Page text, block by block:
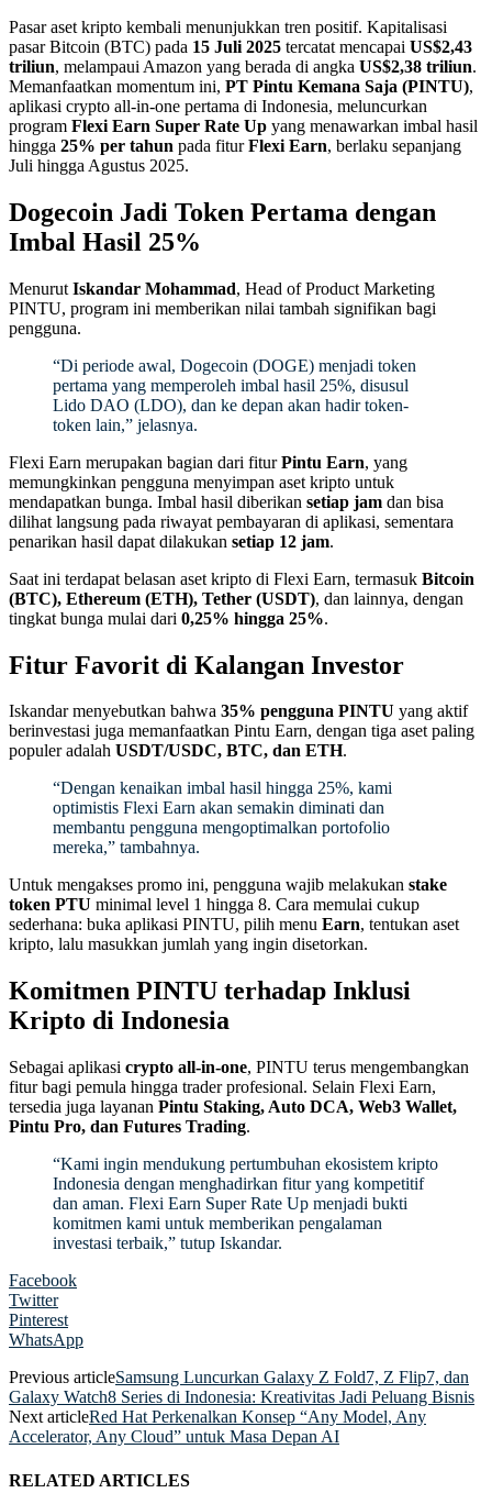
Pasar aset kripto kembali menunjukkan tren positif. Kapitalisasi
pasar Bitcoin (BTC) pada 15 Juli 2025 tercatat mencapai US$2,43
triliun, melampaui Amazon yang berada di angka US$2,38 triliun.
Memanfaatkan momentum ini, PT Pintu Kemana Saja (PINTU),
aplikasi crypto all-in-one pertama di Indonesia, meluncurkan
program Flexi Earn Super Rate Up yang menawarkan imbal hasil
hingga 25% per tahun pada fiturFlexi Earn, berlaku sepanjang
Juli hingga Agustus 2025.
Dogecoin Jadi Token Pertama dengan
Imbal Hasil 25%
Menurut Iskandar Mohammad, Head of Product Marketing
PINTU, program ini memberikan nilai tambah signifikan bagi
pengguna.
“Di periode awal, Dogecoin (DOGE) menjadi token
pertama yang memperoleh imbal hasil 25%, disusul
Lido DAO (LDO), dan ke depan akan hadir token-
token lain,” jelasnya.
Flexi Earn merupakan bagian dari fiturPintu Earn, yang
memungkinkan pengguna menyimpan aset kripto untuk
mendapatkan bunga. Imbal hasil diberikan setiap jam dan bisa
dilihat langsung pada riwayat pembayaran di aplikasi, sementara
penarikan hasil dapat dilakukan setiap 12 jam.
Saat ini terdapat belasan aset kripto di Flexi Earn, termasuk Bitcoin
(BTC), Ethereum (ETH), Tether (USDT), dan lainnya, dengan
tingkat bunga mulai dari 0,25% hingga 25%.
Fitur Favorit di Kalangan Investor
Iskandar menyebutkan bahwa 35% pengguna PINTU yang aktif
berinvestasi juga memanfaatkan Pintu Earn, dengan tiga aset paling
populer adalah USDT/USDC, BTC, dan ETH.
“Dengan kenaikan imbal hasil hingga 25%, kami
optimistis Flexi Earn akan semakin diminati dan
membantu pengguna mengoptimalkan portofolio
mereka,” tambahnya.
Untuk mengakses promo ini, pengguna wajib melakukan stake
token PTU minimal level 1 hingga 8. Cara memulai cukup
sederhana: buka aplikasi PINTU, pilih menu Earn, tentukan aset
kripto, lalu masukkan jumlah yang ingin disetorkan.
Komitmen PINTU terhadap Inklusi
Kripto di Indonesia
Sebagai aplikasi crypto all-in-one, PINTU terus mengembangkan
fitur bagi pemula hingga trader profesional. Selain Flexi Earn,
tersedia juga layanan Pintu Staking, Auto DCA, Web3 Wallet,
Pintu Pro, dan Futures Trading.
“Kami ingin mendukung pertumbuhan ekosistem kripto
Indonesia dengan menghadirkan fitur yang kompetitif
dan aman. Flexi Earn Super Rate Up menjadi bukti
komitmen kami untuk memberikan pengalaman
investasi terbaik,” tutup Iskandar.
Facebook
Twitter
Pinterest
WhatsApp
Previous articleSamsung Luncurkan Galaxy Z Fold7, Z Flip7, dan
Galaxy Watch8 Series di Indonesia: Kreativitas Jadi Peluang Bisnis
Next articleRed Hat Perkenalkan Konsep “Any Model, Any
Accelerator, Any Cloud” untuk Masa Depan AI
RELATED ARTICLES